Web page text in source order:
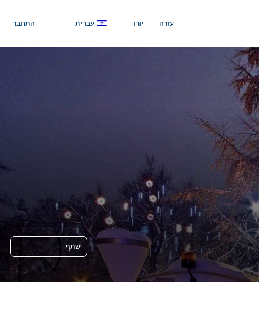
עזרה יורו עברית התחבר
שתף